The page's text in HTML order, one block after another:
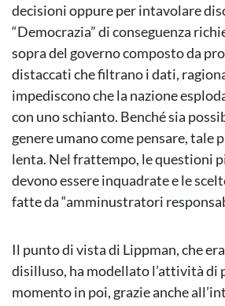
decisioni oppure per intavolare
“Democrazia” di conseguenza
sopra del governo composto da
distaccati che filtrano i dati,
impediscono che la nazione
con uno schianto. Benché sia
genere umano come pensare, tale
lenta. Nel frattempo, le questioni
devono essere inquadrate e le
fatte da “amminustratori
Il punto di vista di Lippman, che
disilluso, ha modellato l’attività di
momento in poi, grazie anche